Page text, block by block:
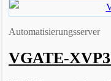
Automatisierungsserver
VGATE-